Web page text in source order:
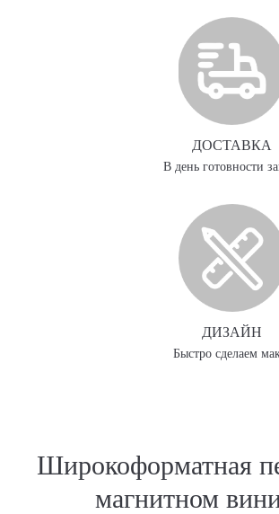
ДОСТАВКА
В день готовности
ДИЗАЙН
Быстро сделаем
Широкоформатная
магнитном